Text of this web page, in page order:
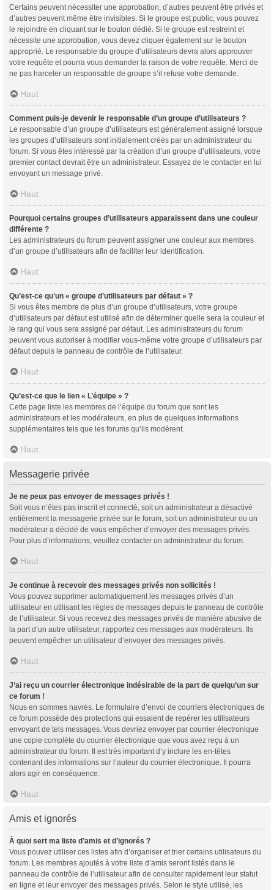
Certains peuvent nécessiter une approbation, d’autres peuvent être privés et
d’autres peuvent même être invisibles. Si le groupe est public, vous pouvez
le rejoindre en cliquant sur le bouton dédié. Si le groupe est restreint et
nécessite une approbation, vous devez cliquer également sur le bouton
approprié. Le responsable du groupe d’utilisateurs devra alors approuver
votre requête et pourra vous demander la raison de votre requête. Merci de
ne pas harceler un responsable de groupe s’il refuse votre demande.
Haut
Comment puis-je devenir le responsable d’un groupe d’utilisateurs ?
Le responsable d’un groupe d’utilisateurs est généralement assigné lorsque
les groupes d’utilisateurs sont initialement créés par un administrateur du
forum. Si vous êtes intéressé par la création d’un groupe d’utilisateurs, votre
premier contact devrait être un administrateur. Essayez de le contacter en lui
envoyant un message privé.
Haut
Pourquoi certains groupes d’utilisateurs apparaissent dans une couleur
différente ?
Les administrateurs du forum peuvent assigner une couleur aux membres
d’un groupe d’utilisateurs afin de faciliter leur identification.
Haut
Qu’est-ce qu’un « groupe d’utilisateurs par défaut » ?
Si vous êtes membre de plus d’un groupe d’utilisateurs, votre groupe
d’utilisateurs par défaut est utilisé afin de déterminer quelle sera la couleur et
le rang qui vous sera assigné par défaut. Les administrateurs du forum
peuvent vous autoriser à modifier vous-même votre groupe d’utilisateurs par
défaut depuis le panneau de contrôle de l’utilisateur.
Haut
Qu’est-ce que le lien « L’équipe » ?
Cette page liste les membres de l’équipe du forum que sont les
administrateurs et les modérateurs, en plus de quelques informations
supplémentaires tels que les forums qu’ils modèrent.
Haut
Messagerie privée
Je ne peux pas envoyer de messages privés !
Soit vous n’êtes pas inscrit et connecté, soit un administrateur a désactivé
entièrement la messagerie privée sur le forum, soit un administrateur ou un
modérateur a décidé de vous empêcher d’envoyer des messages privés.
Pour plus d’informations, veuillez contacter un administrateur du forum.
Haut
Je continue à recevoir des messages privés non sollicités !
Vous pouvez supprimer automatiquement les messages privés d’un
utilisateur en utilisant les règles de messages depuis le panneau de contrôle
de l’utilisateur. Si vous recevez des messages privés de manière abusive de
la part d’un autre utilisateur, rapportez ces messages aux modérateurs. Ils
peuvent empêcher un utilisateur d’envoyer des messages privés.
Haut
J’ai reçu un courrier électronique indésirable de la part de quelqu’un sur
ce forum !
Nous en sommes navrés. Le formulaire d’envoi de courriers électroniques de
ce forum possède des protections qui essaient de repérer les utilisateurs
envoyant de tels messages. Vous devriez envoyer par courrier électronique
une copie complète du courrier électronique que vous avez reçu à un
administrateur du forum. Il est très important d’y inclure les en-têtes
contenant des informations sur l’auteur du courrier électronique. Il pourra
alors agir en conséquence.
Haut
Amis et ignorés
À quoi sert ma liste d’amis et d’ignorés ?
Vous pouvez utiliser ces listes afin d’organiser et trier certains utilisateurs du
forum. Les membres ajoutés à votre liste d’amis seront listés dans le
panneau de contrôle de l’utilisateur afin de consulter rapidement leur statut
en ligne et leur envoyer des messages privés. Selon le style utilisé, les